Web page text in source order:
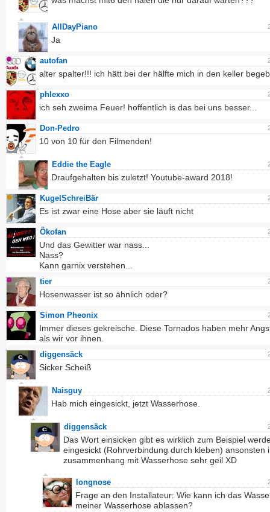
AllDayPiano
Ja
autofan
alter spalter!!! ich hätt bei der hälfte mich in den keller
phlexxo
ich seh zweima Feuer! hoffentlich is das bei uns besser...
Don-Pedro
10 von 10 für den Filmenden!
Eddie the Eagle
Draufgehalten bis zuletzt! Youtube-award 2018!
KugelSchreiBär
Es ist zwar eine Hose aber sie läuft nicht
Ökofan
Und das Gewitter war nass...
Nass?
Kann garnix verstehen...
tier
Hosenwasser ist so ähnlich oder?
Simon Pheonix
Immer dieses gekreische. Diese Tornados haben mehr
als wir vor ihnen.
diggensäck
Sicker Scheiß
Naisguy
Hab mich eingesickt, jetzt Wasserhose.
diggensäck
Das Wort einsicken gibt es wirklich zum Beispiel
eingesickt (Rohrverbindung durch kleben) ansonsten
zusammenhang mit Wasserhose sehr geil XD
longnose
Frage an den Installateur: Wie kann ich das
meiner Wasserhose ablassen?